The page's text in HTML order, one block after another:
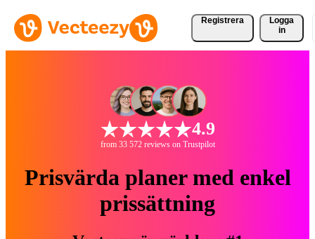
Registrera
Logga
in
4.9
from 33 572 reviews on Trustpilot
Prisvärda planer med enkel
prissättning